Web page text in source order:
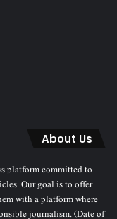
About Us
platform committed to
Our goal is to offer
with a platform where
journalism. (Date of